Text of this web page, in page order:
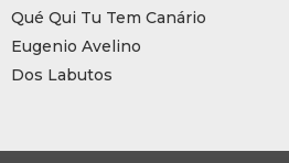
Qué Qui Tu Tem Canário
Eugenio Avelino
Dos Labutos